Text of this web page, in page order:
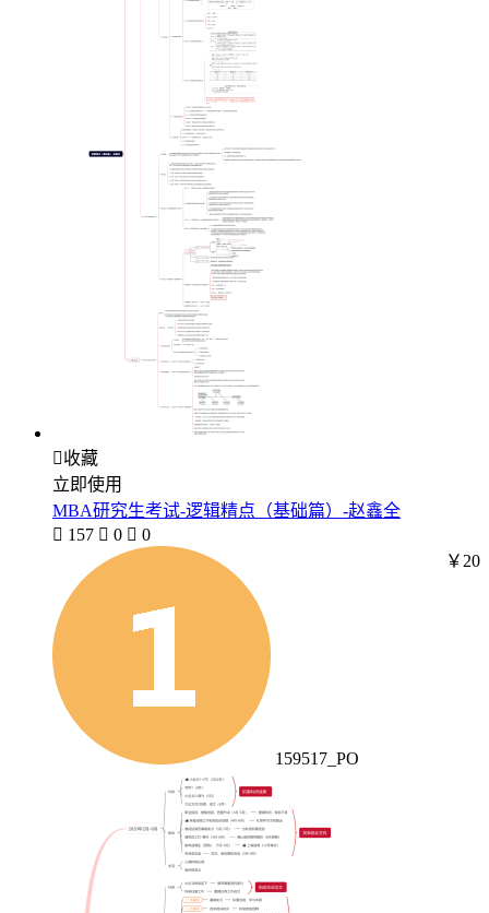
收藏
立即使用
MBA研究生考试-逻辑精点（基础篇）-赵鑫全
 157  0  0
159517_PO
￥20